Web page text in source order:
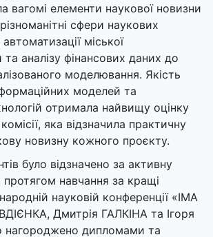
вагомі елементи наукової новизни
сфери наукових
міської
та аналізу фінансових даних до
моделювання. Якість
моделей та
отримала найвищу оцінку
яка відзначила практичну
новизну кожного проєкту.
було відзначено за активну
навчання за кращі
науковій конференції «ІМА
Дмитрія ГАЛКІНА та Ігоря
дипломами та